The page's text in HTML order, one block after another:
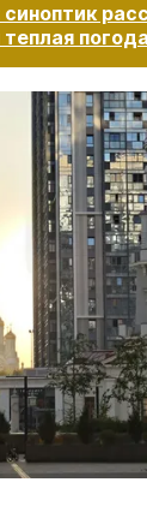
погода​​​​​​​